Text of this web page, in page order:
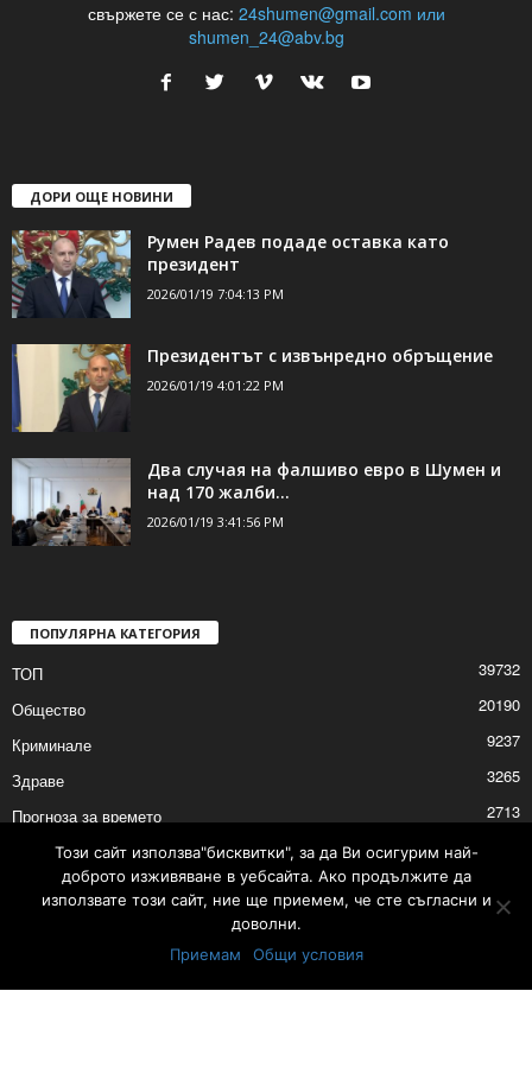
свържете се с нас: 24shumen@gmail.com или
shumen_24@abv.bg
ДОРИ ОЩЕ НОВИНИ
Румен Радев подаде оставка като
президент
2026/01/19 7:04:13 PM
Президентът с извънредно обръщение
2026/01/19 4:01:22 PM
Два случая на фалшиво евро в Шумен и
над 170 жалби...
2026/01/19 3:41:56 PM
ПОПУЛЯРНА КАТЕГОРИЯ
ТОП
39732
Общество
20190
Криминале
9237
Здраве
3265
Прогноза за времето
2713
Политика
Култура
Този сайт използва"бисквитки", за да Ви осигурим най-
доброто изживяване в уебсайта. Ако продължите да
използвате този сайт, ние ще приемем, че сте съгласни и
доволни.
Приемам
Общи условия